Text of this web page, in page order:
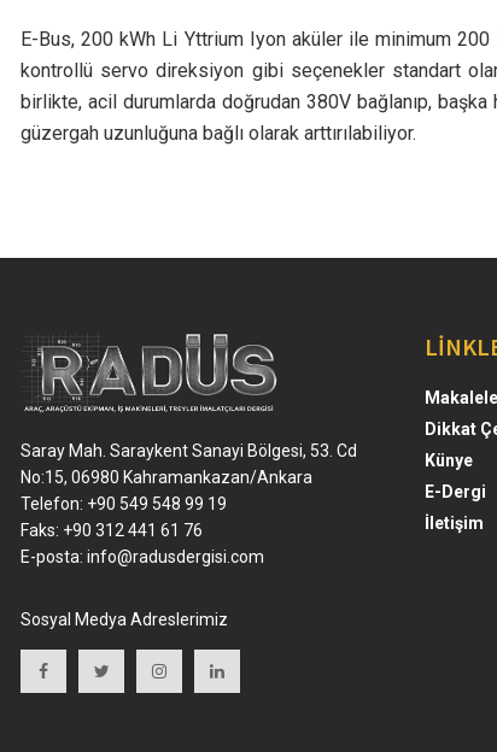
E-Bus, 200 kWh Li Yttrium Iyon aküler ile minimum 200
kontrollü servo direksiyon gibi seçenekler standart
birlikte, acil durumlarda doğrudan 380V bağlanıp,
güzergah uzunluğuna bağlı olarak arttırılabiliyor.
Saray Mah. Saraykent Sanayi Bölgesi, 53. Cd
No:15, 06980 Kahramankazan/Ankara
Telefon: +90 549 548 99 19
Faks: +90 312 441 61 76
E-posta: info@radusdergisi.com
Sosyal Medya Adreslerimiz
Dikkat
Künye
E-Dergi
İletişim